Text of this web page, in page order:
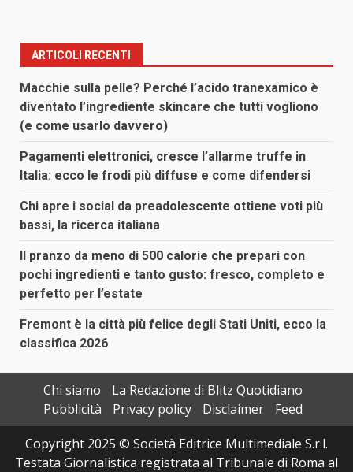
ARTICOLI RECENTI
Macchie sulla pelle? Perché l’acido tranexamico è
diventato l’ingrediente skincare che tutti vogliono
(e come usarlo davvero)
Pagamenti elettronici, cresce l’allarme truffe in
Italia: ecco le frodi più diffuse e come difendersi
Chi apre i social da preadolescente ottiene voti più
bassi, la ricerca italiana
Il pranzo da meno di 500 calorie che prepari con
pochi ingredienti e tanto gusto: fresco, completo e
perfetto per l’estate
Fremont è la città più felice degli Stati Uniti, ecco la
classifica 2026
Chi siamo
La Redazione di Blitz Quotidiano
Pubblicità
Privacy policy Disclaimer
Feed
Copyright 2025 © Società Editrice Multimediale S.r.l.
Testata Giornalistica registrata al Tribunale di Roma al